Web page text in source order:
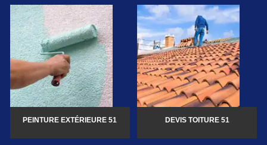
PEINTURE EXTÉRIEURE 51 DEVIS TOITURE 51